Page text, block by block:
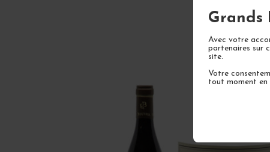
Grands
Avec votre
partenaires sur
site.
Votre
tout moment en